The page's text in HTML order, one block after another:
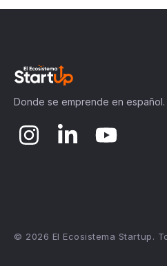
Donde se emprende en español.
© 2026 El Ecosistema Startup.